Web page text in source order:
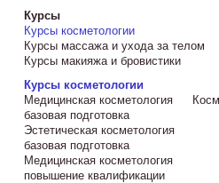
Курсы
Курсы косметологии
Курсы массажа и ухода за телом
Курсы макияжа и бровистики
Курсы косметологии
Медицинская косметология
базовая подготовка
Эстетическая косметология
базовая подготовка
Медицинская косметология
повышение квалификации